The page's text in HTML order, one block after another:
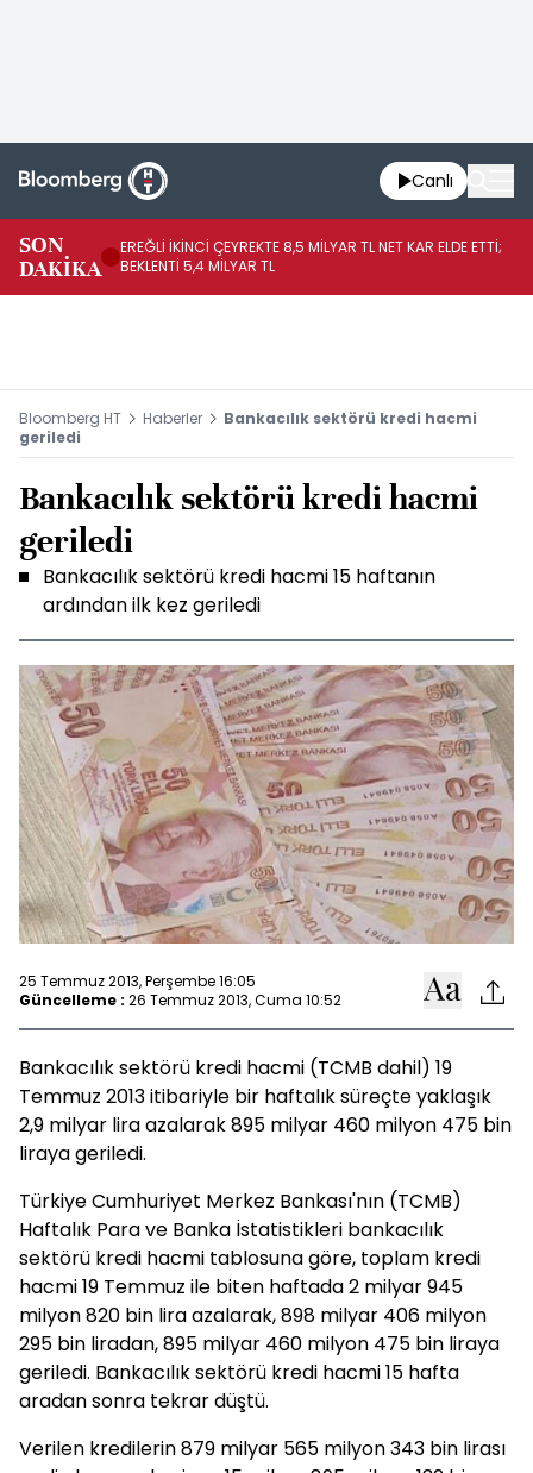
Canlı
SON
DAKİKA
EREĞLİ İKİNCİ ÇEYREKTE 8,5 MİLYAR TL NET KAR ELDE ETTİ;
BEKLENTİ 5,4 MİLYAR TL
Bloomberg HT Haberler
Bankacılık sektörü kredi hacmi
geriledi
Bankacılık sektörü kredi hacmi
geriledi
Bankacılık sektörü kredi hacmi 15 haftanın
ardından ilk kez geriledi
25 Temmuz 2013, Perşembe 16:05
Güncelleme : 26 Temmuz 2013, Cuma 10:52
Bankacılık sektörü kredi hacmi (TCMB dahil) 19
Temmuz 2013 itibariyle bir haftalık süreçte yaklaşık
2,9 milyar lira azalarak 895 milyar 460 milyon 475 bin
liraya geriledi.
Türkiye Cumhuriyet Merkez Bankası'nın (TCMB)
Haftalık Para ve Banka İstatistikleri bankacılık
sektörü kredi hacmi tablosuna göre, toplam kredi
hacmi 19 Temmuz ile biten haftada 2 milyar 945
milyon 820 bin lira azalarak, 898 milyar 406 milyon
295 bin liradan, 895 milyar 460 milyon 475 bin liraya
geriledi. Bankacılık sektörü kredi hacmi 15 hafta
aradan sonra tekrar düştü.
Verilen kredilerin 879 milyar 565 milyon 343 bin lirası